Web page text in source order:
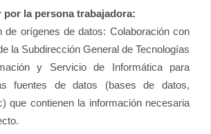
por la persona trabajadora:
de orígenes de datos: Colaboración con
la Subdirección General de Tecnologías
y Servicio de Informática para
fuentes de datos (bases de datos,
que contienen la información necesaria